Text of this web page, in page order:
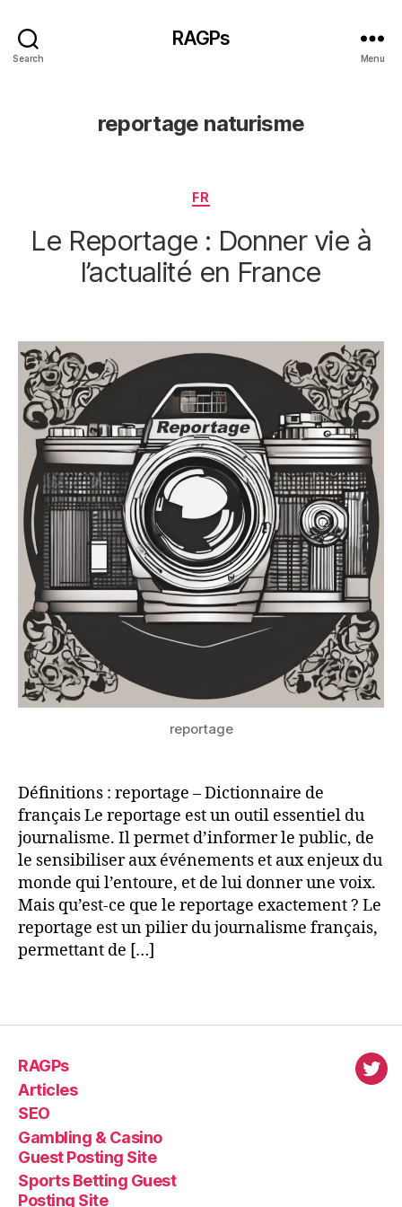
Search
RAGPs
Menu
reportage naturisme
Categories
FR
Le Reportage : Donner vie à
l’actualité en France
reportage
Définitions : reportage – Dictionnaire de
français Le reportage est un outil essentiel du
journalisme. Il permet d’informer le public, de
le sensibiliser aux événements et aux enjeux du
monde qui l’entoure, et de lui donner une voix.
Mais qu’est-ce que le reportage exactement ? Le
reportage est un pilier du journalisme français,
permettant de […]
RAGPs
Articles
SEO
Gambling & Casino
Guest Posting Site
Sports Betting Guest
Posting Site